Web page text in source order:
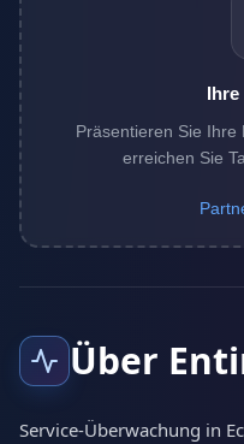
Ihre
Präsentieren Sie
erreichen Sie
Über
Service-Überwachung in